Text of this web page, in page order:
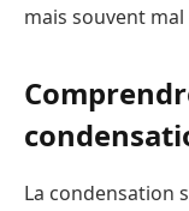
mais souvent
La condensation